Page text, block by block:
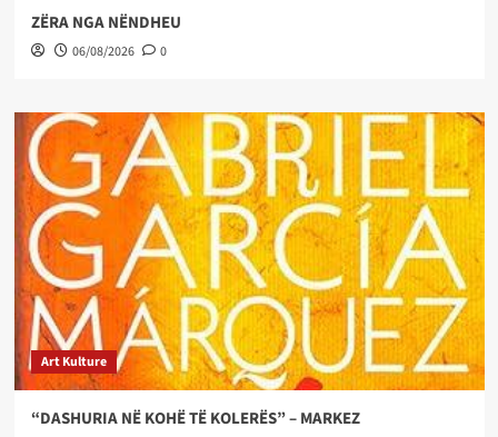
ZËRA NGA NËNDHEU
06/08/2026 0
Art Kulture
“DASHURIA NË KOHË TË KOLERËS” – MARKEZ